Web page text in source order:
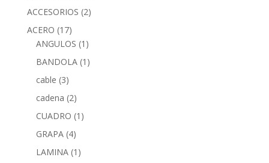
ACCESORIOS (2)
ACERO (17)
ANGULOS (1)
BANDOLA (1)
cable (3)
cadena (2)
CUADRO (1)
GRAPA (4)
LAMINA (1)